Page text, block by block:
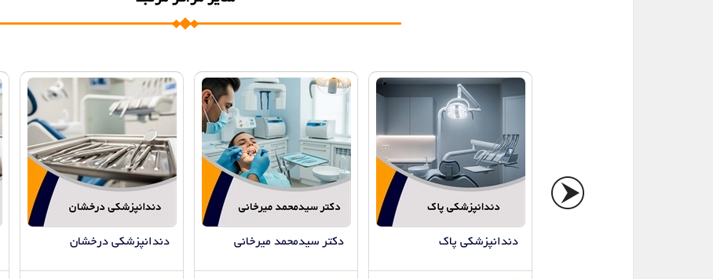
دندانپزشکی درخشان دکتر سیدمحمد میرخانی دندانپزشکی پاک